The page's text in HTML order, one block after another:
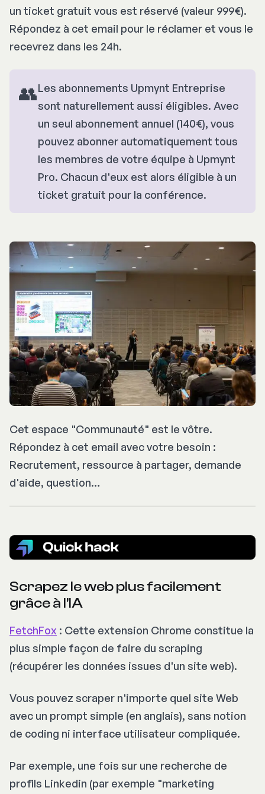
un ticket gratuit vous est réservé (valeur 999€).
Répondez à cet email pour le réclamer et vous le
recevrez dans les 24h.
👥Les abonnements Upmynt Entreprise
sont naturellement aussi éligibles. Avec
un seul abonnement annuel (140€), vous
pouvez abonner automatiquement tous
les membres de votre équipe à Upmynt
Pro. Chacun d'eux est alors éligible à un
ticket gratuit pour la conférence.
Cet espace "Communauté" est le vôtre.
Répondez à cet email avec votre besoin :
Recrutement, ressource à partager, demande
d'aide, question…
Scrapez le web plus facilement
grâce à l'IA
FetchFox : Cette extension Chrome constitue la
plus simple façon de faire du scraping
(récupérer les données issues d'un site web).
Vous pouvez scraper n'importe quel site Web
avec un prompt simple (en anglais), sans notion
de coding ni interface utilisateur compliquée.
Par exemple, une fois sur une recherche de
profils Linkedin (par exemple "marketing